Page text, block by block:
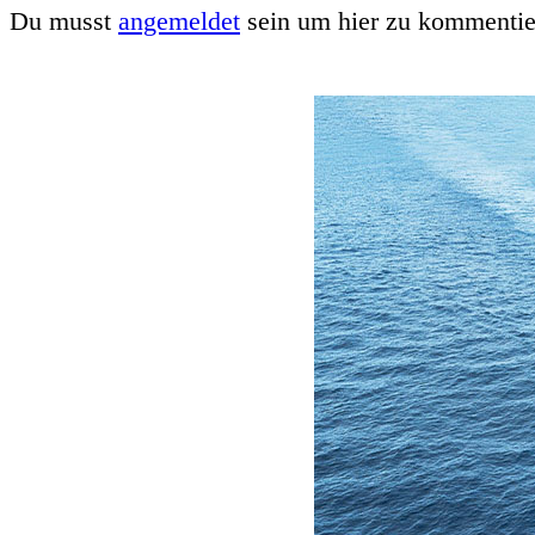
Du musst angemeldet sein um hier zu